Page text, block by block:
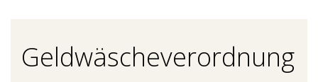
Geldwäscheverordnung